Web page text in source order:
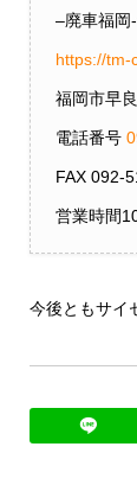
–廃車福岡
https://tm-
福岡市早
電話番号
FAX 092-
営業時間
今後ともサイ